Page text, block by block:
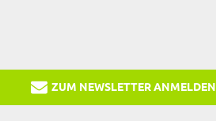
ZUM NEWSLETTER ANMELDEN